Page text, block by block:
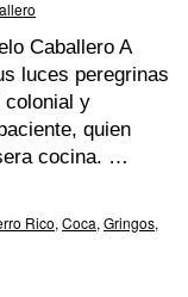
Caballero A
luces peregrinas
colonial y
quien
cocina. …
Rico, Coca, Gringos,